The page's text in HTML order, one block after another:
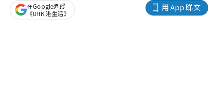
用 App 睇文
在Google追蹤
《UHK 港生活》